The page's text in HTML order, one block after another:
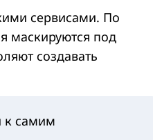
сервисами. По
маскируются под
создавать
к самим